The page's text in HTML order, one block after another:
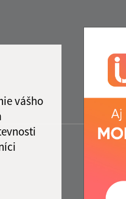
vášho